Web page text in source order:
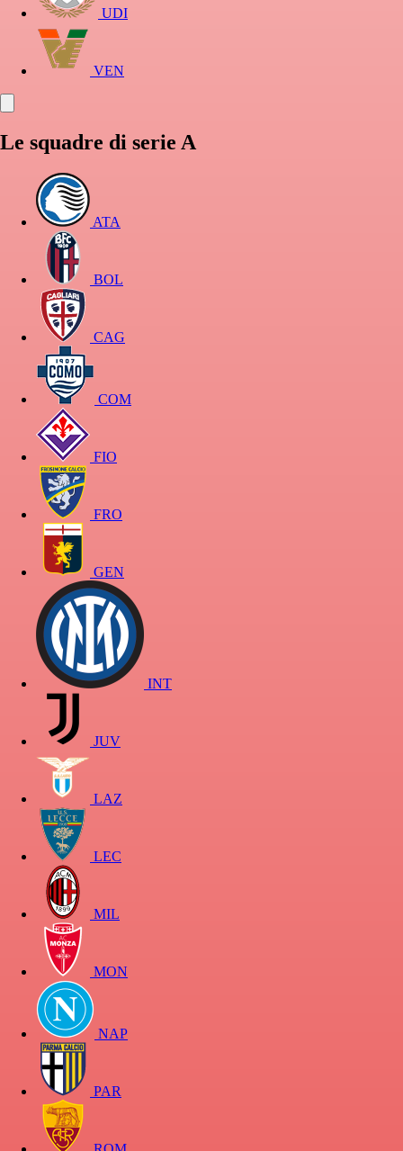
UDI
VEN
Le squadre di serie A
ATA
BOL
CAG
COM
FIO
FRO
GEN
INT
JUV
LAZ
LEC
MIL
MON
NAP
PAR